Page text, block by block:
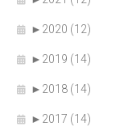
► 2020 (12)
► 2019 (14)
► 2018 (14)
► 2017 (14)